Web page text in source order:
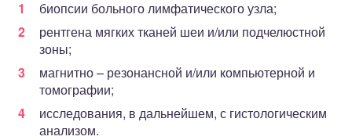
биопсии больного лимфатического узла;
рентгена мягких тканей шеи и/или подчелюстной
зоны;
магнитно – резонансной и/или компьютерной и
томографии;
исследования, в дальнейшем, с гистологическим
анализом.